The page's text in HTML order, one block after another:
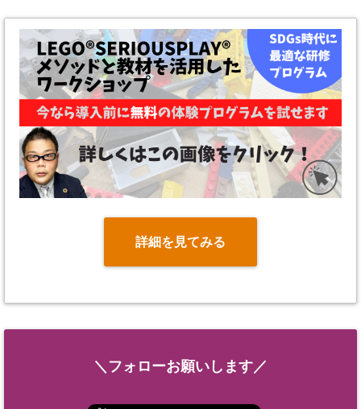
詳細を見てみる
＼フォローお願いします／